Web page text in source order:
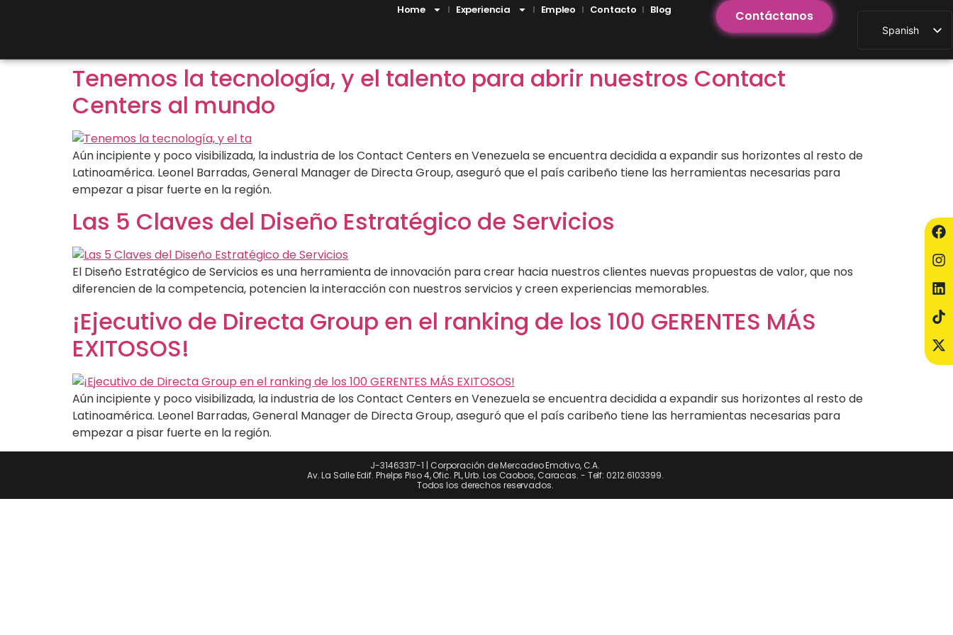
Contáctanos
Spanish
Home Experiencia Empleo Contacto Blog
Tenemos la tecnología, y el talento para abrir nuestros Contact
Centers al mundo
Aún incipiente y poco visibilizada, la industria de los Contact Centers en Venezuela se encuentra decidida a expandir sus horizontes al resto de
Latinoamérica. Leonel Barradas, General Manager de Directa Group, aseguró que el país caribeño tiene las herramientas necesarias para
empezar a pisar fuerte en la región.
Las 5 Claves del Diseño Estratégico de Servicios
El Diseño Estratégico de Servicios es una herramienta de innovación para crear hacia nuestros clientes nuevas propuestas de valor, que nos
diferencien de la competencia, potencien la interacción con nuestros servicios y creen experiencias memorables.
¡Ejecutivo de Directa Group en el ranking de los 100 GERENTES MÁS
EXITOSOS!
Aún incipiente y poco visibilizada, la industria de los Contact Centers en Venezuela se encuentra decidida a expandir sus horizontes al resto de
Latinoamérica. Leonel Barradas, General Manager de Directa Group, aseguró que el país caribeño tiene las herramientas necesarias para
empezar a pisar fuerte en la región.
J-31463317-1 | Corporación de Mercadeo Emotivo, C.A.
Av. La Salle Edif. Phelps Piso 4, Ofic. PL, Urb. Los Caobos, Caracas. - Telf: 0212.6103399.
Todos los derechos reservados.